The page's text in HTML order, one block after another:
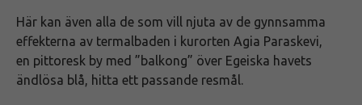
Här kan även alla de som vill njuta av de gynnsamma
effekterna av termalbaden i kurorten Agia Paraskevi,
en pittoresk by med ”balkong” över Egeiska havets
ändlösa blå, hitta ett passande resmål.